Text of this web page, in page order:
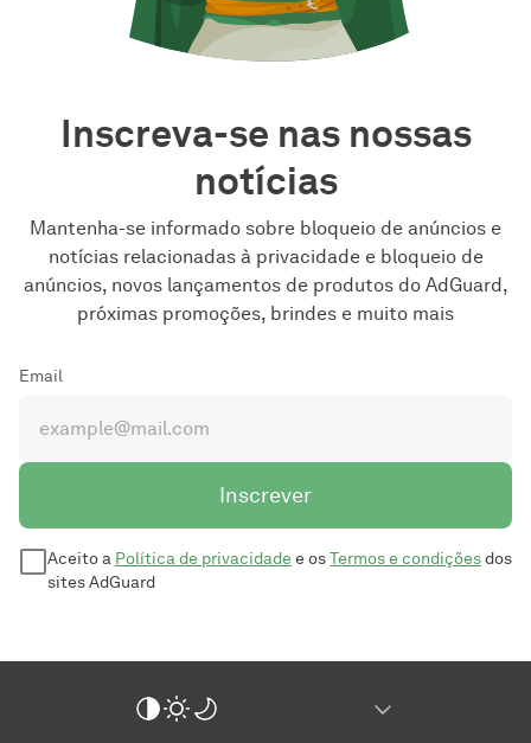
Inscreva-se nas nossas
notícias
Mantenha-se informado sobre bloqueio de anúncios e
notícias relacionadas à privacidade e bloqueio de
anúncios, novos lançamentos de produtos do AdGuard,
próximas promoções, brindes e muito mais
Email
Inscrever
Aceito a Política de privacidadee osTermos e condiçõesdos
sites AdGuard